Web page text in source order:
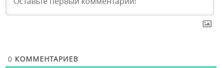
0 КОММЕНТАРИЕВ